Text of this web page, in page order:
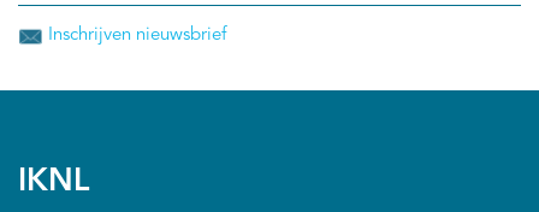
Inschrijven nieuwsbrief
IKNL